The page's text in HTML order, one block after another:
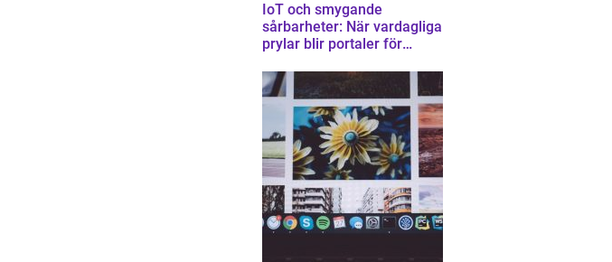
IoT och smygande
sårbarheter: När vardagliga
prylar blir portaler för